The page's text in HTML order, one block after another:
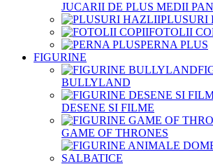
JUCARII DE PLUS MEDII
PLUSURI
FOTOLII
PERNA PLUS
FIGURINE
BULLYLAND
DESENE SI FILME
GAME OF THRONES